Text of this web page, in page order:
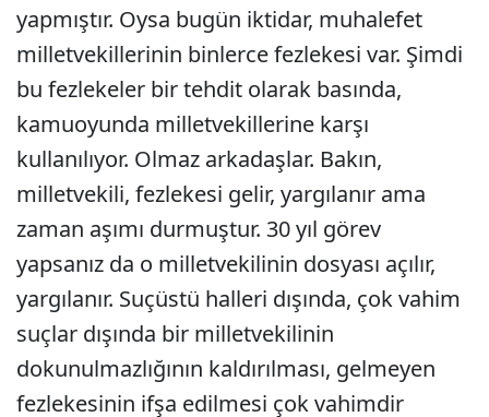
yapmıştır. Oysa bugün iktidar, muhalefet
milletvekillerinin binlerce fezlekesi var. Şimdi
bu fezlekeler bir tehdit olarak basında,
kamuoyunda milletvekillerine karşı
kullanılıyor. Olmaz arkadaşlar. Bakın,
milletvekili, fezlekesi gelir, yargılanır ama
zaman aşımı durmuştur. 30 yıl görev
yapsanız da o milletvekilinin dosyası açılır,
yargılanır. Suçüstü halleri dışında, çok vahim
suçlar dışında bir milletvekilinin
dokunulmazlığının kaldırılması, gelmeyen
fezlekesinin ifşa edilmesi çok vahimdir